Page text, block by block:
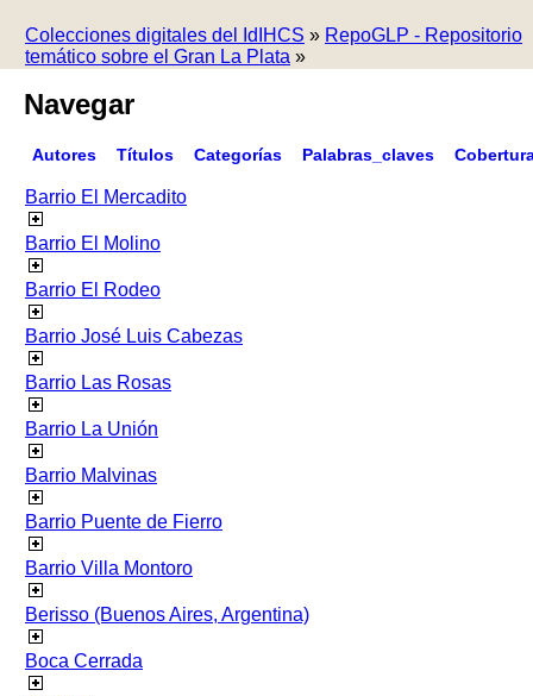
Colecciones digitales del IdIHCS » RepoGLP - Repositorio
temático sobre el Gran La Plata »
Navegar
Autores Títulos Categorías Palabras_claves
Barrio El Mercadito
Barrio El Molino
Barrio El Rodeo
Barrio José Luis Cabezas
Barrio Las Rosas
Barrio La Unión
Barrio Malvinas
Barrio Puente de Fierro
Barrio Villa Montoro
Berisso (Buenos Aires, Argentina)
Boca Cerrada